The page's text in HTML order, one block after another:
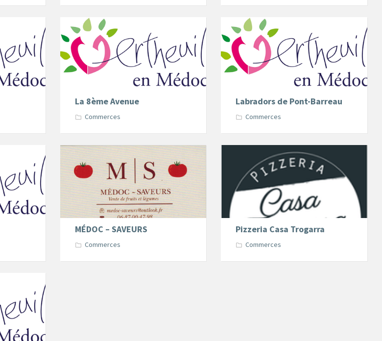
La 8ème Avenue
Commerces
Labradors de Pont-Barreau
Commerces
MÉDOC – SAVEURS
Commerces
trogarra
Vertheuil
Pizzeria Casa Trogarra
Commerces